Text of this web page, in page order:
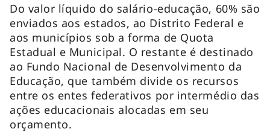
Do valor líquido do salário-educação, 60% são
enviados aos estados, ao Distrito Federal e
aos municípios sob a forma de Quota
Estadual e Municipal. O restante é destinado
ao Fundo Nacional de Desenvolvimento da
Educação, que também divide os recursos
entre os entes federativos por intermédio das
ações educacionais alocadas em seu
orçamento.